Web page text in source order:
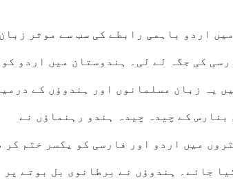
اردو باہمی رابطے کی سب سے موثر
کی جگہ لے لی۔ ہندوستان میں اردو کو
میں حاصل ہوا۔ شروع میں یہ زبان مسلمانوں اور ہندوؤں کے
کے طور پر استعمال ہوتی رہی، مگر 1867ء میں بنارس كے چیدہ چیدہ ہندو رہنماؤں نے
میں اردو اور فارسی کو یکسر ختم كر
جائے۔ ہندوؤں نے برطانوی بل بوتے پر